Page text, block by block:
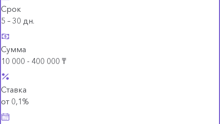
Срок
5 – 30 дн.
Сумма
10 000 - 400 000 ₸
Ставка
от 0,1%